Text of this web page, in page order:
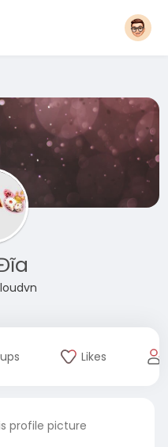
Likes
profile picture